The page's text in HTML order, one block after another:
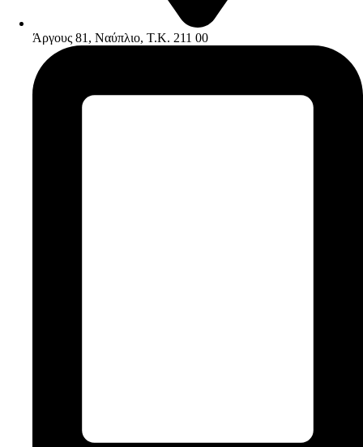
Άργους 81, Ναύπλιο, Τ.Κ. 211 00